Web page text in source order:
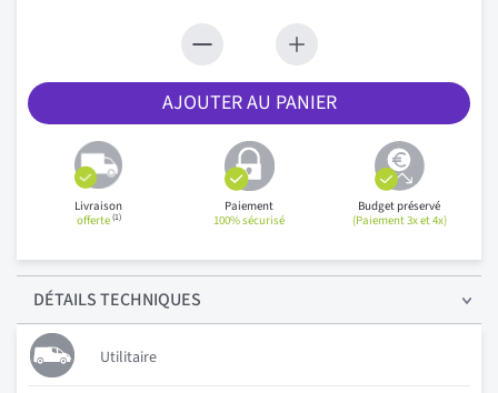
AJOUTER AU PANIER
Livraison
offerte(1)
Paiement
100% sécurisé
Budget préservé
(Paiement 3x et 4x)
DÉTAILSTECHNIQUES
Utilitaire